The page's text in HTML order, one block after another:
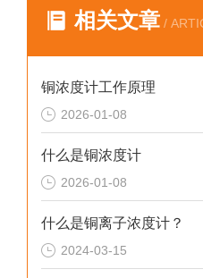
相关文章 /
铜浓度计工作原理
2026-01-08
什么是铜浓度计
2026-01-08
什么是铜离子浓度计？
2024-03-15